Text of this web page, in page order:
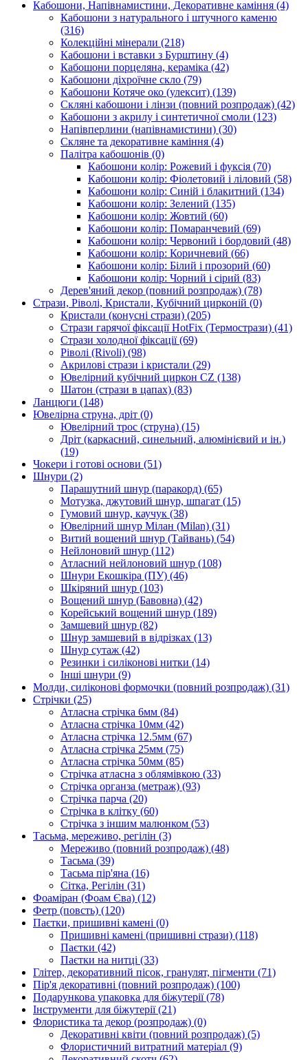
Кабошони, Напівнамистини, Декоративне каміння (4)
Кабошони з натурального і штучного каменю
(316)
Колекційні мінерали (218)
Кабошони і вставки з Бурштину (4)
Кабошони порцеляна, кераміка (42)
Кабошони діхроїчне скло (79)
Кабошони Котяче око (улексит) (139)
Скляні кабошони і лінзи (повний розпродаж) (42)
Кабошони з акрилу і синтетичної смоли (123)
Напівперлини (напівнамистини) (30)
Скляне та декоративне каміння (4)
Палітра кабошонів (0)
Кабошони колір: Рожевий і фуксія (70)
Кабошони колір: Фіолетовий і ліловий (58)
Кабошони колір: Синій і блакитний (134)
Кабошони колір: Зелений (135)
Кабошони колір: Жовтий (60)
Кабошони колір: Помаранчевий (69)
Кабошони колір: Червоний і бордовий (48)
Кабошони колір: Коричневий (66)
Кабошони колір: Білий і прозорий (60)
Кабошони колір: Чорний і сірий (83)
Дерев'яний декор (повний розпродаж) (78)
Стрази, Ріволі, Кристали, Кубічний цирконій (0)
Кристали (конусні стрази) (205)
Стрази гарячої фіксації HotFix (Термострази) (41)
Стрази холодної фіксації(69)
Ріволі (Rivoli) (98)
Акрилові стрази і кристали (29)
Ювелірний кубічний циркон CZ (138)
Шатон (стрази в цапах) (83)
Ланцюги (148)
Ювелірна струна, дріт (0)
Ювелірний трос (струна) (15)
Дріт (каркасний, синельний, алюмінієвий и ін.)
(19)
Чокери і готові основи (51)
Шнури (2)
Парашутний шнур (паракорд) (65)
Мотузка, джутовий шнур, шпагат (15)
Гумовий шнур, каучук (38)
Ювелірний шнур Мілан (Milan) (31)
Витий вощений шнур (Тайвань) (54)
Нейлоновий шнур (112)
Атласний нейлоновий шнур (108)
Шнури Екошкіра (ПУ) (46)
Шкіряний шнур (103)
Вощений шнур (Бавовна) (42)
Корейський вощений шнур (189)
Замшевий шнур (82)
Шнур замшевий в відрізках (13)
Шнур сутаж (42)
Резинки і силіконові нитки (14)
Інші шнури (9)
Молди, силіконові формочки (повний розпродаж) (31)
Стрічки (25)
Атласна стрічка 6мм (84)
Атласна стрічка 10мм (42)
Атласна стрічка 12.5мм (67)
Атласна стрічка 25мм (75)
Атласна стрічка 50мм (85)
Стрічка атласна з облямівкою (33)
Стрічка органза (метраж) (93)
Стрічка парча (20)
Стрічка в клітку (60)
Стрічка з іншим малюнком (53)
Тасьма, мереживо, регілін (3)
Мереживо (повний розпродаж) (48)
Тасьма (39)
Тасьма пір'яна (16)
Сітка, Регілін (31)
Фоаміран (Фоам Єва) (12)
Фетр (повсть) (120)
Паєтки, пришивні камені (0)
Пришивні камені (пришивні стрази) (118)
Паєтки (42)
Паєтки на нитці (33)
Глітер, декоративний пісок, гранулят, пігменти (71)
Пір'я декоративні (повний розпродаж) (100)
Подарункова упаковка для біжутерії(78)
Інструменти для біжутерії(21)
Флористика та декор (розпродаж) (0)
Декоративні квіти (повний розпродаж) (5)
Флористичний витратний матеріал (9)